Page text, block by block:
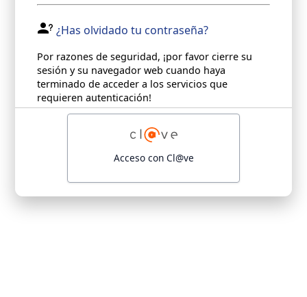
¿Has olvidado tu contraseña?
Por razones de seguridad, ¡por favor cierre su
sesión y su navegador web cuando haya
terminado de acceder a los servicios que
requieren autenticación!